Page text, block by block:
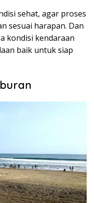
sehat, agar proses
sesuai harapan. Dan
kondisi kendaraan
baik untuk siap